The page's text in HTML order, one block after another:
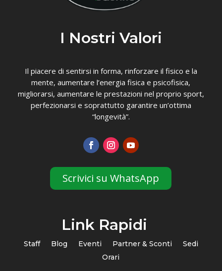
I Nostri Valori
Il piacere di sentirsi in forma, rinforzare il fisico e la
mente, aumentare l’energia fisica e psicofisica,
migliorarsi, aumentare le prestazioni nel proprio sport,
perfezionarsi e soprattutto garantire un’ottima
“longevità”.
Scrivici su WhatsApp
Link Rapidi
Staff Blog Eventi Partner & Sconti
Sedi
Orari